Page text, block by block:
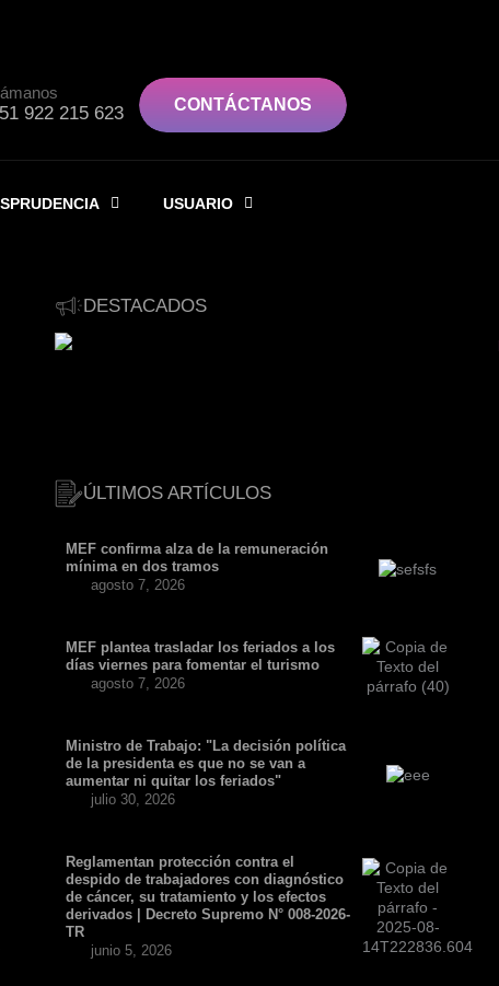
922 215 623 CONTÁCTANOS
USUARIO
DESTACADOS
ÚLTIMOS ARTÍCULOS
MEF confirma alza de la remuneración
mínima en dos tramos
agosto 7, 2026
MEF plantea trasladar los feriados a los
días viernes para fomentar el turismo
agosto 7, 2026
Ministro de Trabajo: "La decisión política
de la presidenta es que no se van a
aumentar ni quitar los feriados"
julio 30, 2026
Reglamentan protección contra el
despido de trabajadores con diagnóstico
de cáncer, su tratamiento y los efectos
derivados | Decreto Supremo N° 008-2026-
TR
junio 5, 2026